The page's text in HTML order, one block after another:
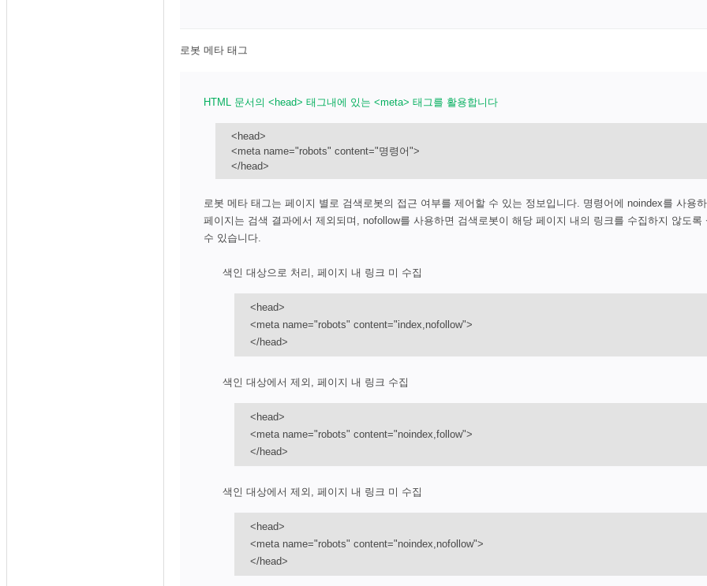
로봇 메타 태그
HTML 문서의 <head> 태그내에 있는 <meta> 태그를 활용합니다
<head>
<meta name="robots" content="명령어">
</head>
로봇 메타 태그는 페이지 별로 검색로봇의 접근 여부를 제어할 수 있는 정보입니다. 명령어에 noindex를 사용
페이지는 검색 결과에서 제외되며, nofollow를 사용하면 검색로봇이 해당 페이지 내의 링크를 수집하지 않도록
수 있습니다.
색인 대상으로 처리, 페이지 내 링크 미 수집
<head>
<meta name="robots" content="index,nofollow">
</head>
색인 대상에서 제외, 페이지 내 링크 수집
<head>
<meta name="robots" content="noindex,follow">
</head>
색인 대상에서 제외, 페이지 내 링크 미 수집
<head>
<meta name="robots" content="noindex,nofollow">
</head>